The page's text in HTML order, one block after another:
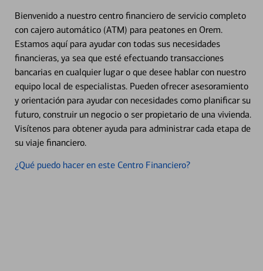
Bienvenido a nuestro centro financiero de servicio completo
con cajero automático (ATM) para peatones en Orem.
Estamos aquí para ayudar con todas sus necesidades
financieras, ya sea que esté efectuando transacciones
bancarias en cualquier lugar o que desee hablar con nuestro
equipo local de especialistas. Pueden ofrecer asesoramiento
y orientación para ayudar con necesidades como planificar su
futuro, construir un negocio o ser propietario de una vivienda.
Visítenos para obtener ayuda para administrar cada etapa de
su viaje financiero.
¿Qué puedo hacer en este Centro Financiero?